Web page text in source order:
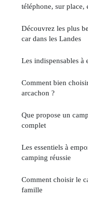
téléphone, sur place,
Découvrez les plus
car dans les Landes
Les indispensables à
Comment bien
arcachon ?
Que propose un
complet
Les essentiels à
camping réussie
Comment choisir le
famille